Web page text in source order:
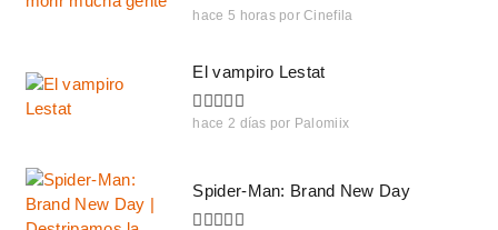
hace 5 horas por Cinefila
El vampiro Lestat
hace 2 días por Palomiix
Spider-Man: Brand New Day